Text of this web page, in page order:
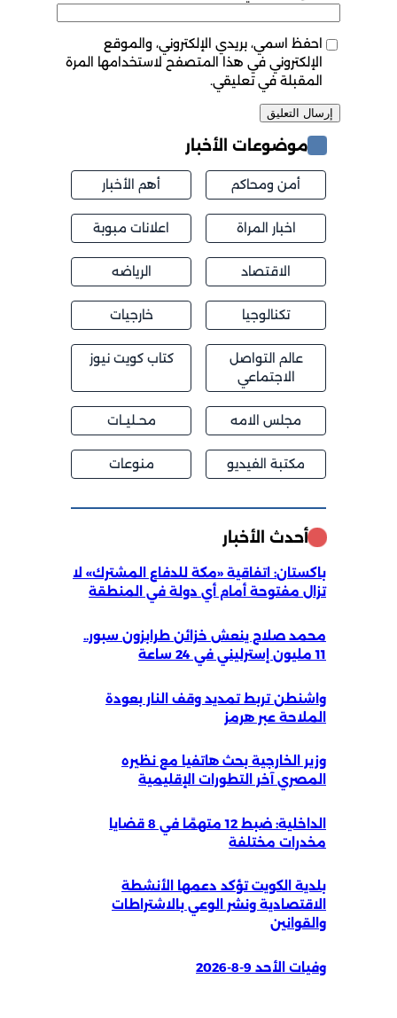
احفظ اسمي، بريدي الإلكتروني، والموقع
الإلكتروني في هذا المتصفح لاستخدامها المرة
المقبلة في تعليقي.
موضوعات الأخبار
أمن ومحاكم أهم الأخبار
اخبار المراة اعلانات مبوبة
الاقتصاد الرياضه
تكنالوجيا خارجيات
عالم التواصل
الاجتماعي
كتاب كويت نيوز
مجلس الامه محــليــات
مكتبة الفيديو منوعات
أحدث الأخبار
باكستان: اتفاقية «مكة للدفاع المشترك» لا
تزال مفتوحة أمام أي دولة في المنطقة
محمد صلاح ينعش خزائن طرابزون سبور..
11 مليون إسترليني في 24 ساعة
واشنطن تربط تمديد وقف النار بعودة
الملاحة عبر هرمز
وزير الخارجية بحث هاتفيا مع نظيره
المصري آخر التطورات الإقليمية
الداخلية: ضبط 12 متهمًا في 8 قضايا
مخدرات مختلفة
بلدية الكويت تؤكد دعمها الأنشطة
الاقتصادية ونشر الوعي بالاشتراطات
والقوانين
وفيات الأحد 9-8-2026